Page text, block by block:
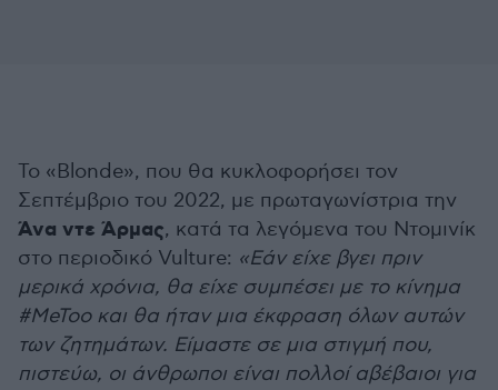
Το «Blonde», που θα κυκλοφορήσει τον
Σεπτέμβριο του 2022, με πρωταγωνίστρια την
Άνα ντε Άρμας, κατά τα λεγόμενα του Ντομινίκ
στο περιοδικό Vulture: «Εάν είχε βγει πριν
μερικά χρόνια, θα είχε συμπέσει με το κίνημα
#MeToo και θα ήταν μια έκφραση όλων αυτών
των ζητημάτων. Είμαστε σε μια στιγμή που,
πιστεύω, οι άνθρωποι είναι πολλοί αβέβαιοι για